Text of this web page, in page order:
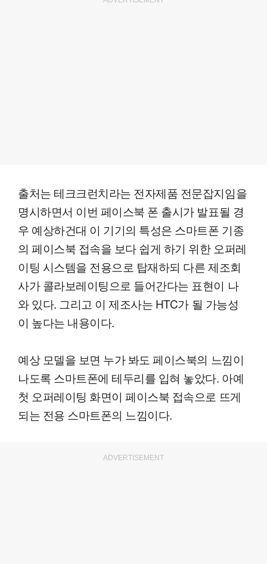
출처는 테크크런치라는 전자제품 전문잡지임을
명시하면서 이번 페이스북 폰 출시가 발표될 경
우 예상하건대 이 기기의 특성은 스마트폰 기종
의 페이스북 접속을 보다 쉽게 하기 위한 오퍼레
이팅 시스템을 전용으로 탑재하되 다른 제조회
사가 콜라보레이팅으로 들어간다는 표현이 나
와 있다. 그리고 이 제조사는 HTC가 될 가능성
이 높다는 내용이다.
예상 모델을 보면 누가 봐도 페이스북의 느낌이
나도록 스마트폰에 테두리를 입혀 놓았다. 아예
첫 오퍼레이팅 화면이 페이스북 접속으로 뜨게
되는 전용 스마트폰의 느낌이다.
ADVERTISEMENT